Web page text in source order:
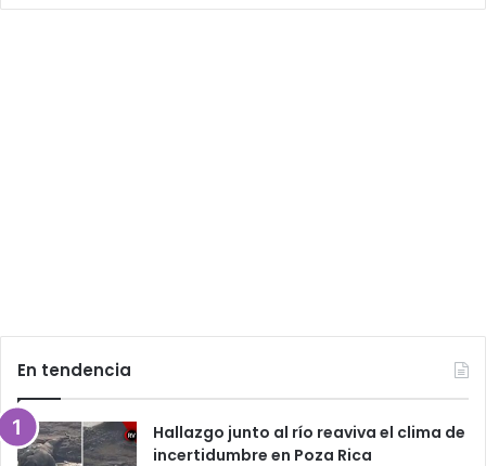
En tendencia
Hallazgo junto al río reaviva el clima de
incertidumbre en Poza Rica